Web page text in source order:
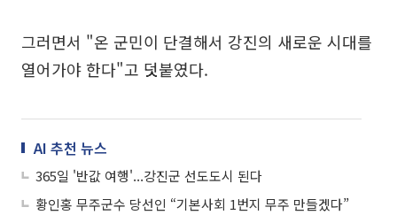
그러면서 "온 군민이 단결해서 강진의 새로운 시대를
열어가야 한다"고 덧붙였다.
AI 추천 뉴스
365일 '반값 여행'...강진군 선도도시 된다
황인홍 무주군수 당선인 “기본사회 1번지 무주 만들겠다”